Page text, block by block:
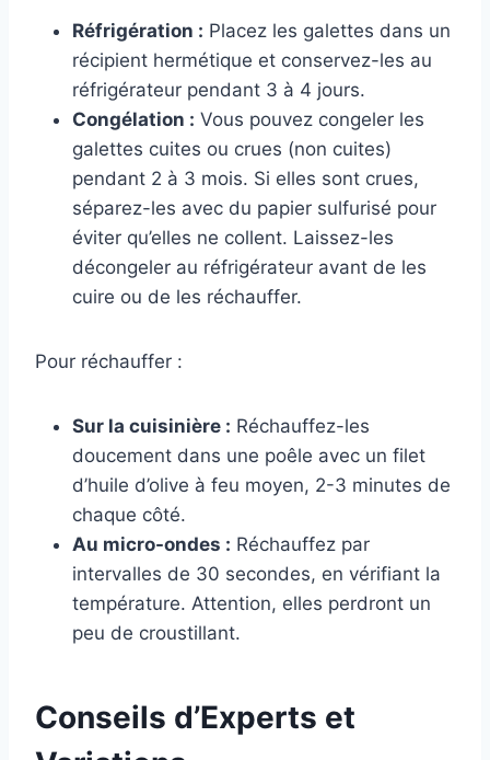
Réfrigération : Placez les galettes dans un
récipient hermétique et conservez-les au
réfrigérateur pendant 3 à 4 jours.
Congélation : Vous pouvez congeler les
galettes cuites ou crues (non cuites)
pendant 2 à 3 mois. Si elles sont crues,
séparez-les avec du papier sulfurisé pour
éviter qu’elles ne collent. Laissez-les
décongeler au réfrigérateur avant de les
cuire ou de les réchauffer.
Pour réchauffer :
Sur la cuisinière : Réchauffez-les
doucement dans une poêle avec un filet
d’huile d’olive à feu moyen, 2-3 minutes de
chaque côté.
Au micro-ondes : Réchauffez par
intervalles de 30 secondes, en vérifiant la
température. Attention, elles perdront un
peu de croustillant.
Conseils d’Experts et